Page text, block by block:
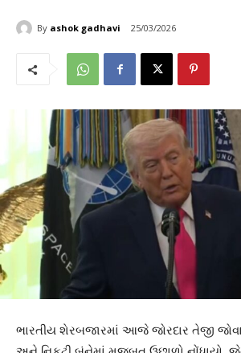
By ashok gadhavi 25/03/2026
ભારતીય શેરબજારમાં આજે જોરદાર તેજી